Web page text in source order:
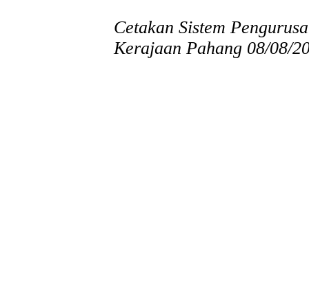
Cetakan Sistem
Kerajaan Pahang 08/08/